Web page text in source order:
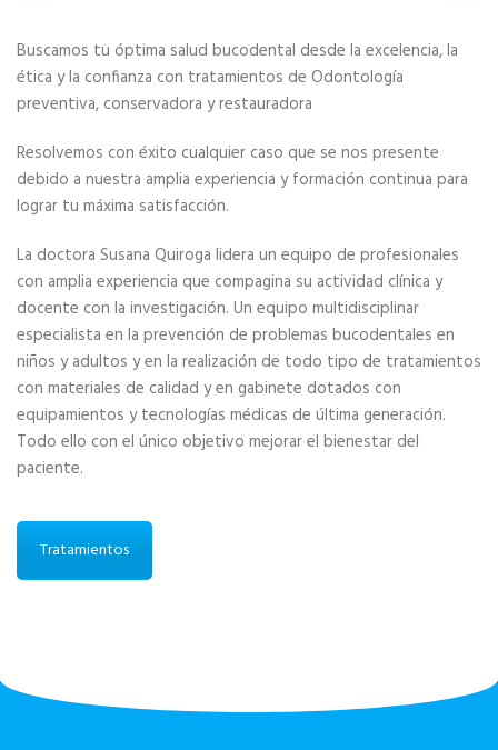
Buscamos tu óptima salud bucodental desde la excelencia, la
ética y la confianza con tratamientos de Odontología
preventiva, conservadora y restauradora
Resolvemos con éxito cualquier caso que se nos presente
debido a nuestra amplia experiencia y formación continua para
lograr tu máxima satisfacción.
La doctora Susana Quiroga lidera un equipo de profesionales
con amplia experiencia que compagina su actividad clínica y
docente con la investigación. Un equipo multidisciplinar
especialista en la prevención de problemas bucodentales en
niños y adultos y en la realización de todo tipo de tratamientos
con materiales de calidad y en gabinete dotados con
equipamientos y tecnologías médicas de última generación.
Todo ello con el único objetivo mejorar el bienestar del
paciente.
Tratamientos